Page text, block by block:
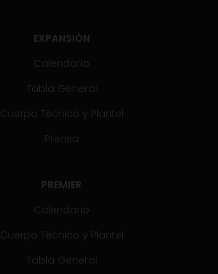
EXPANSIÓN
Calendario
Tabla General
Cuerpo Técnico y Plantel
Prensa
PREMIER
Calendario
Cuerpo Técnico y Plantel
Tabla General